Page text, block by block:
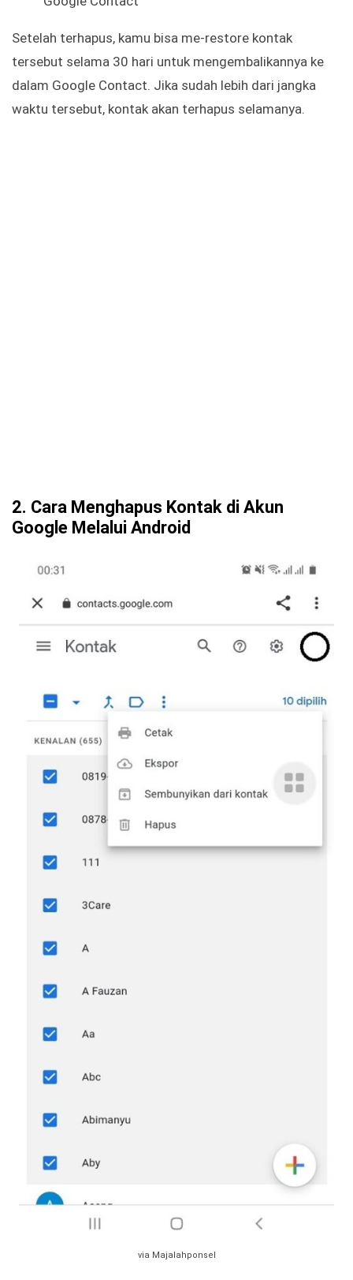
Setelah terhapus, kamu bisa me-restore kontak
tersebut selama 30 hari untuk mengembalikannya ke
dalam Google Contact. Jika sudah lebih dari jangka
waktu tersebut, kontak akan terhapus selamanya.
2. Cara Menghapus Kontak di Akun
Google Melalui Android
via Majalahponsel